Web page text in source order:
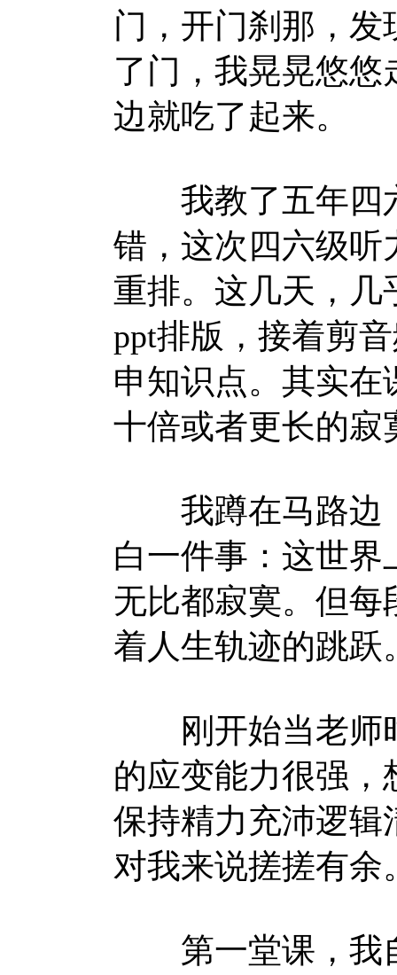
门，开门刹那，
了门，我晃晃悠
边就吃了起来。
我教了五年四
错，这次四六级听
重排。这几天，几
ppt排版，接着剪
申知识点。其实
十倍或者更长的寂
我蹲在马路边
白一件事：这世
无比都寂寞。但
着人生轨迹的跳跃
刚开始当老师
的应变能力很强
保持精力充沛逻辑
对我来说搓搓有余
第一堂课，我